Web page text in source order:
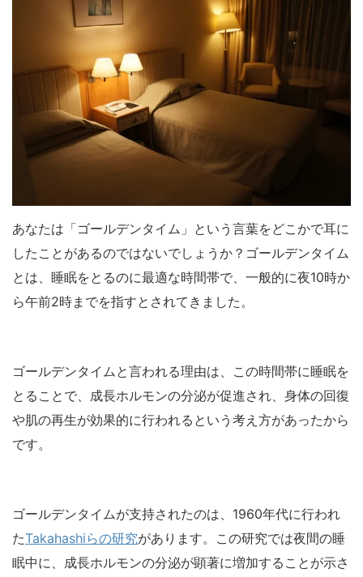
あなたは「ゴールデンタイム」という言葉をどこかで耳に
したことがあるのではないでしょうか？ゴールデンタイム
とは、睡眠をとるのに最適な時間帯で、一般的に夜10時か
ら午前2時までを指すとされてきました。
ゴールデンタイムと言われる理由は、この時間帯に睡眠を
とることで、成長ホルモンの分泌が促進され、身体の回復
や肌の再生が効果的に行われるという考え方があったから
です。
ゴールデンタイムが支持されたのは、1960年代に行われ
たTakahashiらの研究があります。この研究では夜間の睡
眠中に、成長ホルモンの分泌が顕著に増加することが示さ